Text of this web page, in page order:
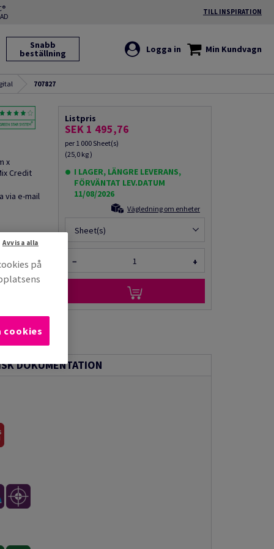
TILL INSPIRATION
Snabb
beställning Logga in Min Kundvagn
707827
x
Credit
via e-mail
Listpris
SEK 1 495,76
per 1 000 Sheet(s)
(25,0 kg )
I LAGER, LÄNGRE LEVERANS,
FÖRVÄNTAT LEV.DATUM
11/08/2026
Vägledning om enheter
Sheet(s)
− +
DOKUMENTATION
på
Avvisa alla
cookies